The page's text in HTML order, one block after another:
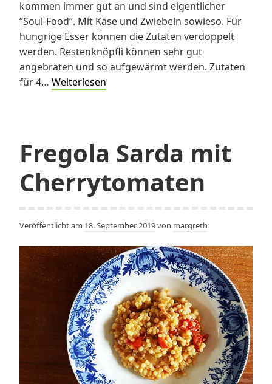
kommen immer gut an und sind eigentlicher
“Soul-Food”. Mit Käse und Zwiebeln sowieso. Für
hungrige Esser können die Zutaten verdoppelt
werden. Restenknöpfli können sehr gut
angebraten und so aufgewärmt werden. Zutaten
für 4… Weiterlesen
Fregola Sarda mit
Cherrytomaten
Veröffentlicht am 18. September 2019von margreth